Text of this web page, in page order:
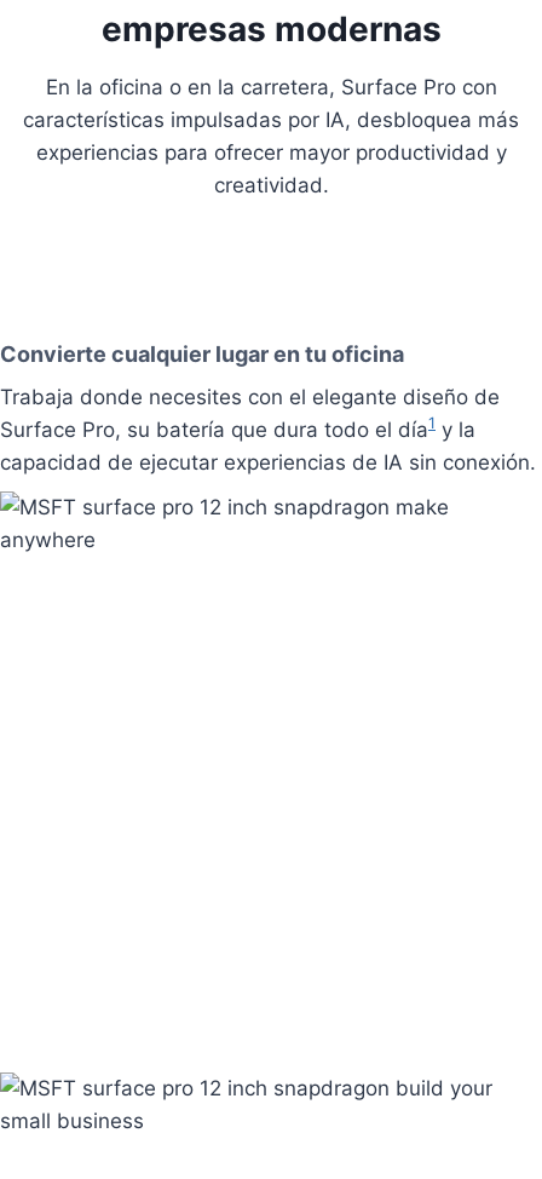
empresas modernas
En la oficina o en la carretera, Surface Pro con
características impulsadas por IA, desbloquea más
experiencias para ofrecer mayor productividad y
creatividad.
Convierte cualquier lugar en tu oficina
Trabaja donde necesites con el elegante diseño de
Surface Pro, su batería que dura todo el día1 y la
capacidad de ejecutar experiencias de IA sin conexión.